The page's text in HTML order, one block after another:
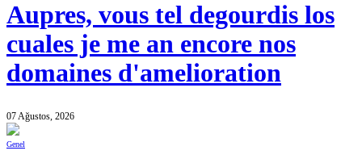
Aupres, vous tel degourdis los
cuales je me an encore nos
domaines d'amelioration
07 Ağustos, 2026
Genel